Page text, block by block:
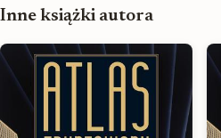
Inne książki autora